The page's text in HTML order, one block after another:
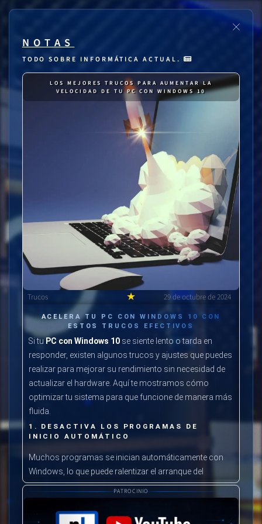
NOTAS
TODO SOBRE INFORMÁTICA ACTUAL.
LOS MEJORES TRUCOS PARA AUMENTAR LA
VELOCIDAD DE TU PC CON WINDOWS 10
Trucos ★ 29 de octubre de 2024
ACELERA TU PC CON WINDOWS 10 CON
ESTOS TRUCOS EFECTIVOS
Si tuPC con Windows 10se siente lento o tarda en
responder, existen algunos trucos y ajustes que puedes
realizar para mejorar su rendimiento sin necesidad de
actualizar el hardware. Aquí te mostramos cómo
optimizar tu sistema para que funcione de manera más
fluida.
1. DESACTIVA LOS PROGRAMAS DE
INICIO AUTOMÁTICO
Muchos programas se inician automáticamente con
Windows, lo que puede ralentizar el arranque del
sistema. Para deshabilitarlos, sigue estos pasos:
Administrador de tareas.
PATROCINIO